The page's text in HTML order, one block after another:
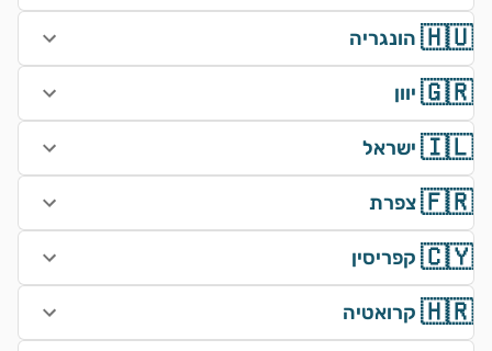
🇭🇺הונגריה
🇬🇷יוון
🇮🇱ישראל
🇫🇷צפרת
🇨🇾קפריסין
🇭🇷קרואטיה